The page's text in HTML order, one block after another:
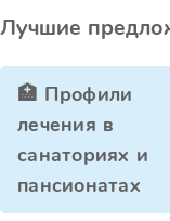
Лучшие
🏥 Профили
лечения в
санаториях и
пансионатах